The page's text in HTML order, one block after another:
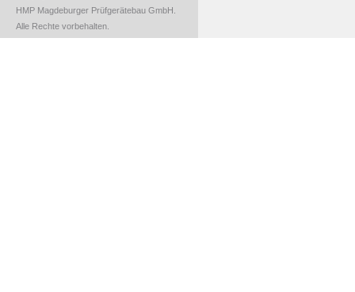
HMP Magdeburger Prüfgerätebau GmbH.
Alle Rechte vorbehalten.